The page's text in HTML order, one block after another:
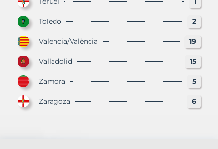
Toledo 2
Valencia/València 19
Valladolid 15
Zamora 5
Zaragoza 6